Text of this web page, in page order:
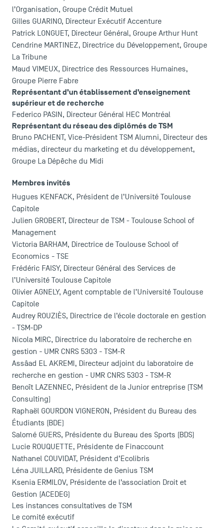
ACCÈS DIRECTS
Actualités
Agenda
Recrutement
Brochures
Logos et identité graphique
Presse
FAQ
Contact
Plans et accès à TSM
l’Organisation, Groupe Crédit Mutuel
Gilles GUARINO, Directeur Exécutif Accenture
Patrick LONGUET, Directeur Général, Groupe Arthur Hunt
Cendrine MARTINEZ, Directrice du Développement, Groupe
La Tribune
Maud VIMEUX, Directrice des Ressources Humaines,
Groupe Pierre Fabre
Représentant d’un établissement d’enseignement
supérieur et de recherche
Federico PASIN, Directeur Général HEC Montréal
Représentant du réseau des diplômés de TSM
Bruno PACHENT, Vice-Président TSM Alumni, Directeur des
médias, directeur du marketing et du développement,
Groupe La Dépêche du Midi
Membres invités
Hugues KENFACK, Président de l’Université Toulouse
Capitole
Julien GROBERT, Directeur de TSM - Toulouse School of
Management
Victoria BARHAM, Directrice de Toulouse School of
Economics - TSE
Frédéric FAISY, Directeur Général des Services de
l’Université Toulouse Capitole
Olivier AGNELY, Agent comptable de l’Université Toulouse
Capitole
Audrey ROUZIÈS, Directrice de l’école doctorale en gestion
- TSM-DP
Nicola MIRC, Directrice du laboratoire de recherche en
gestion - UMR CNRS 5303 - TSM-R
Assâad EL AKREMI, Directeur adjoint du laboratoire de
recherche en gestion - UMR CNRS 5303 - TSM-R
Benoît LAZENNEC, Président de la Junior entreprise (TSM
Consulting)
Raphaël GOURDON VIGNERON, Président du Bureau des
Étudiants (BDE)
Salomé GUERS, Présidente du Bureau des Sports (BDS)
Lucie ROUQUETTE, Présidente de Finaccount
Nathanel COUVIDAT, Président d’Ecolibris
Léna JUILLARD, Présidente de Genius TSM
Ksenia ERMILOV, Présidente de l’association Droit et
Gestion (ACEDEG)
Les instances consultatives de TSM
Le comité exécutif